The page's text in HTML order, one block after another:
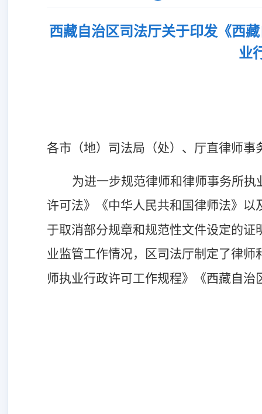
西藏自治区司法厅关于印发《西
业
各市（地）司法局（处）、厅直律师事
为进一步规范律师和律师事务所
许可法》《中华人民共和国律师法》
于取消部分规章和规范性文件设定的
业监管工作情况，区司法厅制定了律
师执业行政许可工作规程》《西藏自